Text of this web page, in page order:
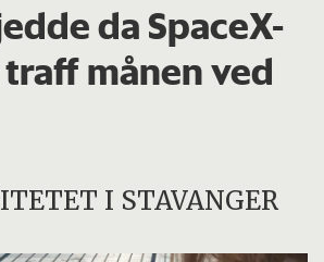
da SpaceX-
månen ved
I STAVANGER